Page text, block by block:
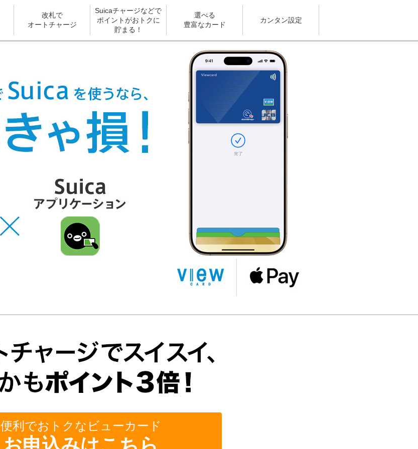
改札で
オートチャージ
Suicaチャージなどで
ポイントがおトクに
貯まる！
選べる
豊富なカード
カンタン設定
便利でおトクなビューカード